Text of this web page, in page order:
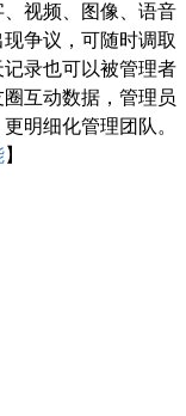
视频、图像、语音
争议，可随时调取
录也可以被管理者
互动数据，管理员
明细化管理团队。
】